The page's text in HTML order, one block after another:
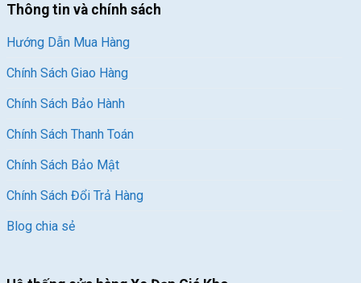
Thông tin và chính sách
Hướng Dẫn Mua Hàng
Chính Sách Giao Hàng
Chính Sách Bảo Hành
Chính Sách Thanh Toán
Chính Sách Bảo Mật
Chính Sách Đổi Trả Hàng
Blog chia sẻ